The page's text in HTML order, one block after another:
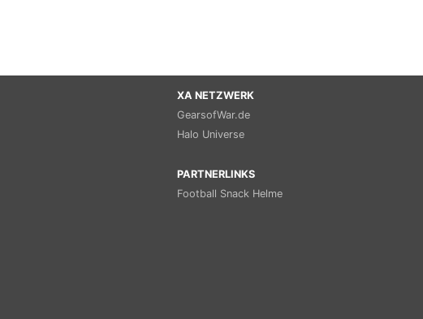
XA NETZWERK
GearsofWar.de
Halo Universe
PARTNERLINKS
Football Snack Helme